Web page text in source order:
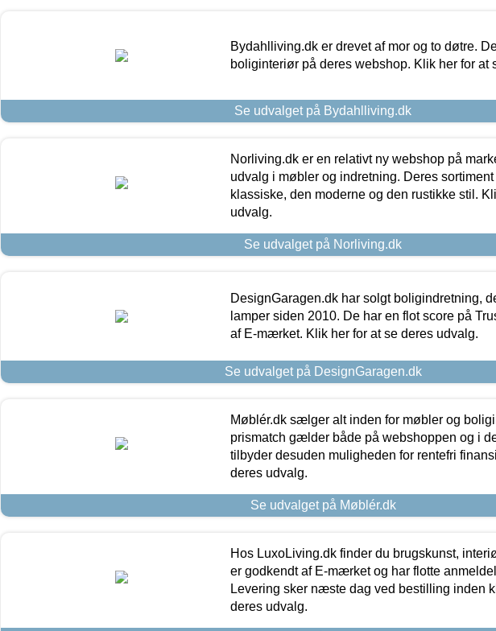
Bydahlliving.dk er drevet af mor og to døtre.
boliginteriør på deres webshop. Klik her for at
Se udvalget på Bydahlliving.dk
Norliving.dk er en relativt ny webshop på
udvalg i møbler og indretning. Deres
klassiske, den moderne og den rustikke stil.
udvalg.
Se udvalget på Norliving.dk
DesignGaragen.dk har solgt boligindretning,
lamper siden 2010. De har en flot score på
af E-mærket. Klik her for at se deres udvalg.
Se udvalget på DesignGaragen.dk
Møblér.dk sælger alt inden for møbler og
prismatch gælder både på webshoppen og i
tilbyder desuden muligheden for rentefri
deres udvalg.
Se udvalget på Møblér.dk
Hos LuxoLiving.dk finder du brugskunst,
er godkendt af E-mærket og har flotte
Levering sker næste dag ved bestilling inden
deres udvalg.